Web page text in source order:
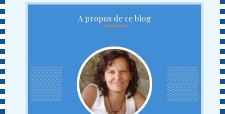
A propos de ce blog